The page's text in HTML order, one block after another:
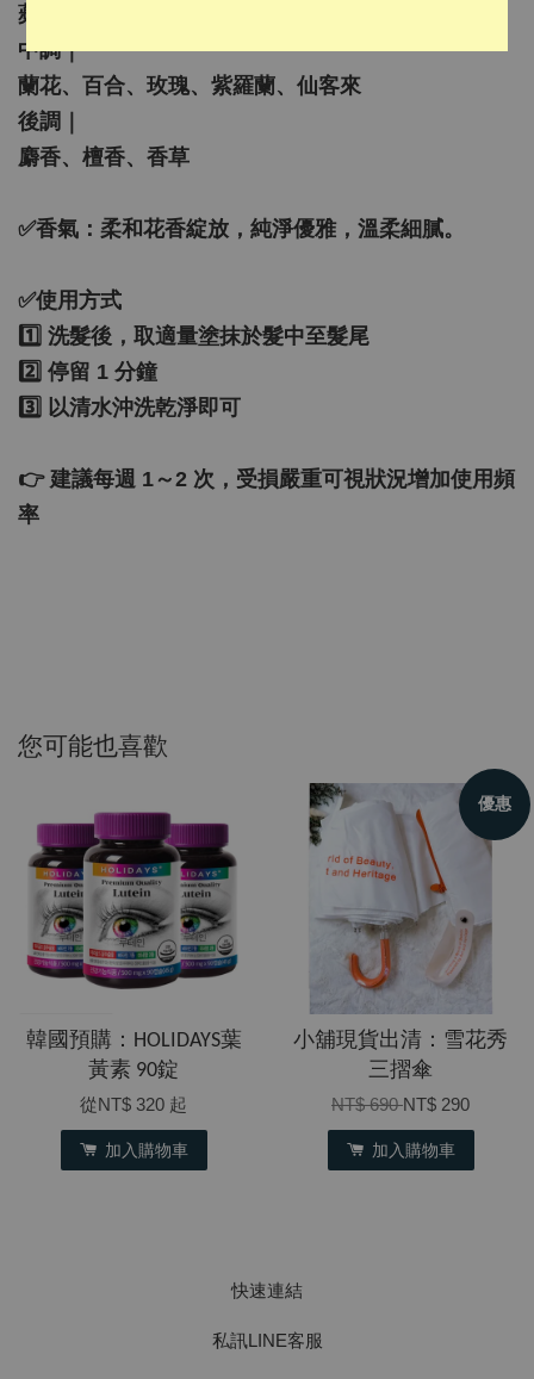
蘋果、梨子、蜜桃、鳳梨
中調｜
蘭花、百合、玫瑰、紫羅蘭、仙客來
後調｜
麝香、檀香、香草
✅香氣：柔和花香綻放，純淨優雅，溫柔細膩。
✅使用方式
1️⃣ 洗髮後，取適量塗抹於髮中至髮尾
2️⃣ 停留 1 分鐘
3️⃣ 以清水沖洗乾淨即可
👉 建議每週 1～2 次，受損嚴重可視狀況增加使用頻
率
您可能也喜歡
韓國預購：HOLIDAYS葉
黃素 90錠
從NT$ 320 起
加入購物車
優惠
小舖現貨出清：雪花秀
三摺傘
NT$ 690NT$ 290
加入購物車
快速連結
私訊LINE客服